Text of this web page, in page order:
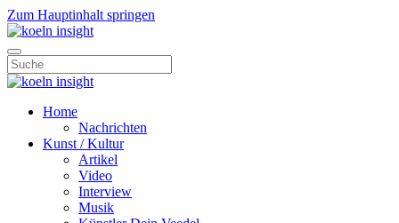
Zum Hauptinhalt springen
Home
Nachrichten
Kunst / Kultur
Artikel
Video
Interview
Musik